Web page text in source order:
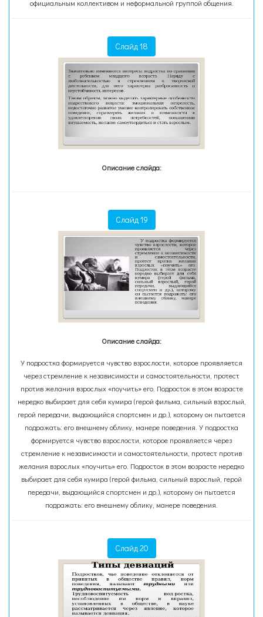
официальным коллективом и неформальной группой общения.
Слайд 18
Описание слайда:
Слайд 19
Описание слайда:
У подростка формируется чувство взрослости, которое проявляется
через стремление к независимости и самостоятельности, протест
против желания взрослых «поучить» его. Подросток в этом возрасте
нередко выбирает для себя кумира (герой фильма, сильный взрослый,
герой передачи, выдающийся спортсмен и др.), которому он пытается
подражать: его внешнему облику, манере поведения. У подростка
формируется чувство взрослости, которое проявляется через
стремление к независимости и самостоятельности, протест против
желания взрослых «поучить» его. Подросток в этом возрасте нередко
выбирает для себя кумира (герой фильма, сильный взрослый, герой
передачи, выдающийся спортсмен и др.), которому он пытается
подражать: его внешнему облику, манере поведения.
Слайд 20